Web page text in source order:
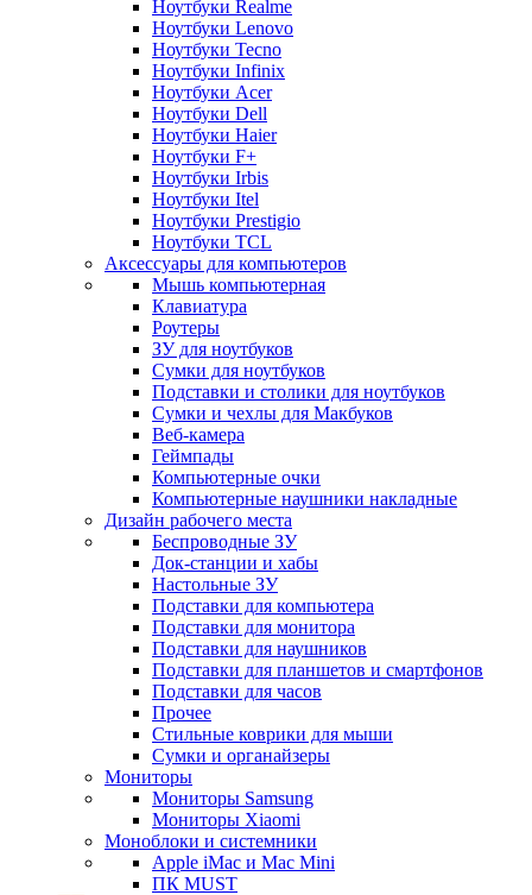
Ноутбуки Realme
Ноутбуки Lenovo
Ноутбуки Tecno
Ноутбуки Infinix
Ноутбуки Acer
Ноутбуки Dell
Ноутбуки Haier
Ноутбуки F+
Ноутбуки Irbis
Ноутбуки Itel
Ноутбуки Prestigio
Ноутбуки TCL
Аксессуары для компьютеров
Мышь компьютерная
Клавиатура
Роутеры
ЗУ для ноутбуков
Сумки для ноутбуков
Подставки и столики для ноутбуков
Сумки и чехлы для Макбуков
Веб-камера
Геймпады
Компьютерные очки
Компьютерные наушники накладные
Дизайн рабочего места
Беспроводные ЗУ
Док-станции и хабы
Настольные ЗУ
Подставки для компьютера
Подставки для монитора
Подставки для наушников
Подставки для планшетов и смартфонов
Подставки для часов
Прочее
Стильные коврики для мыши
Сумки и органайзеры
Мониторы
Мониторы Samsung
Мониторы Xiaomi
Моноблоки и системники
Apple iMac и Mac Mini
ПК MUST